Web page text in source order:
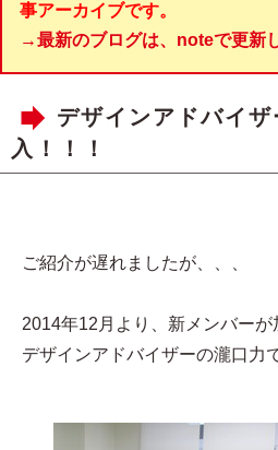
事アーカイブです。
→最新のブログは、noteで更新
デザインアドバイ
入！！！
ご紹介が遅れましたが、、、
2014年12月より、新メンバーが
デザインアドバイザーの瀧口力